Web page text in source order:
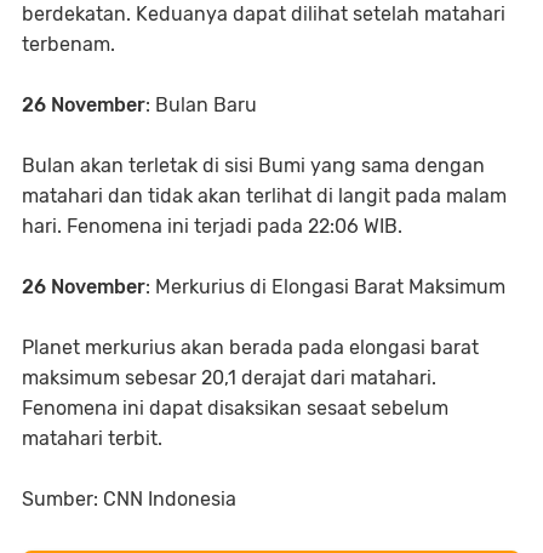
berdekatan. Keduanya dapat dilihat setelah matahari
terbenam.
26 November: Bulan Baru
Bulan akan terletak di sisi Bumi yang sama dengan
matahari dan tidak akan terlihat di langit pada malam
hari. Fenomena ini terjadi pada 22:06 WIB.
26 November: Merkurius di Elongasi Barat Maksimum
Planet merkurius akan berada pada elongasi barat
maksimum sebesar 20,1 derajat dari matahari.
Fenomena ini dapat disaksikan sesaat sebelum
matahari terbit.
Sumber: CNN Indonesia